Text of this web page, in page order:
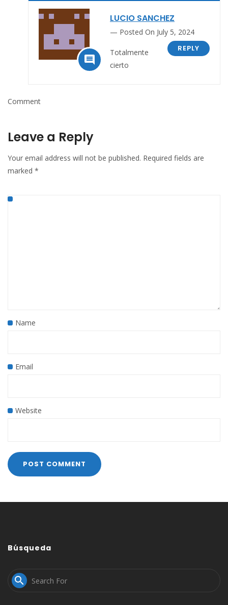

LUCIO SANCHEZ
Posted On July 5, 2024
REPLY
Totalmente
cierto
Comment
Leave a Reply
Your email address will not be published. Required fields are
marked *
Name
Email
Website
Búsqueda
